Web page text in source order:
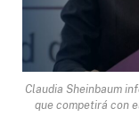
Claudia Sheinbaum
que competirá con